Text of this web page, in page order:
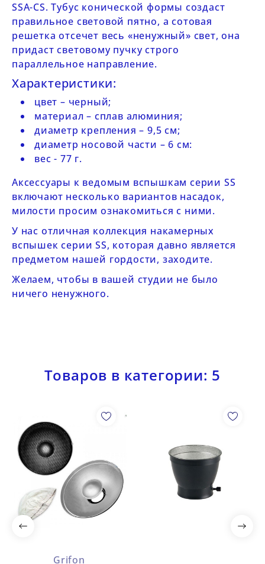
SSA-CS.Тубус конической формы создаст
правильное световой пятно, а сотовая
решетка отсечет весь «ненужный» свет, она
придаст световому пучку строго
параллельное направление.
Характеристики:
цвет – черный;
материал – сплав алюминия;
диаметр крепления – 9,5 см;
диаметр носовой части – 6 см:
вес - 77 г.
Аксессуары к ведомым вспышкам серии SS
включают несколько вариантов насадок,
милости просим ознакомиться с ними.
У нас отличная коллекция накамерных
вспышек серии SS, которая давно является
предметом нашей гордости, заходите.
Желаем, чтобы в вашей студии не было
ничего ненужного.
Товаров в категории: 5
Grifon